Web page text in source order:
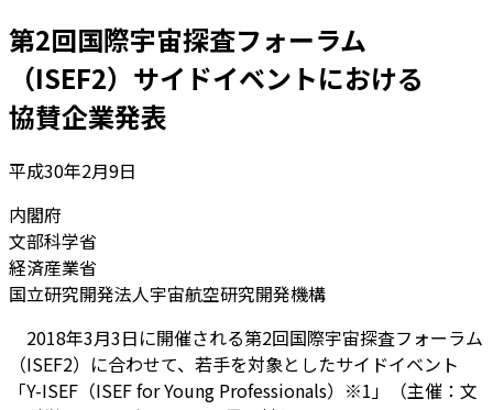
第2回国際宇宙探査フォーラム
（ISEF2）サイドイベントにおける
協賛企業発表
平成30年2月9日
内閣府
文部科学省
経済産業省
国立研究開発法人宇宙航空研究開発機構
2018年3月3日に開催される第2回国際宇宙探査フォーラム
（ISEF2）に合わせて、若手を対象としたサイドイベント
「Y-ISEF（ISEF for Young Professionals）※1」（主催：文